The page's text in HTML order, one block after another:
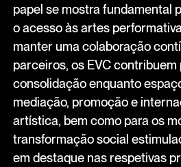
papel se mostra fundamental
o acesso às artes
manter uma colaboração
parceiros, os EVC contribuem
consolidação enquanto
mediação, promoção e
artística, bem como para os
transformação social
em destaque nas respetivas